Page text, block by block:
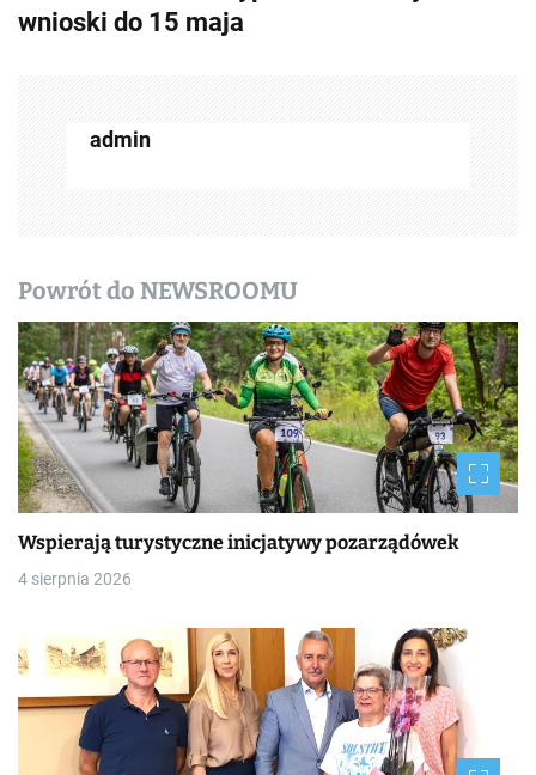
a
s
y
wnioski do 15 maja
admin
Powrót do NEWSROOMU
Wspierają turystyczne inicjatywy pozarządówek
4 sierpnia 2026